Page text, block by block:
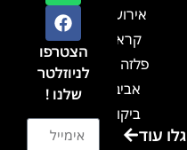
אירועים
קראון
פלזה תל
אביב-
ביקור
בכנסגלו עוד
הצטרפו
לניוזלטר
שלנו !